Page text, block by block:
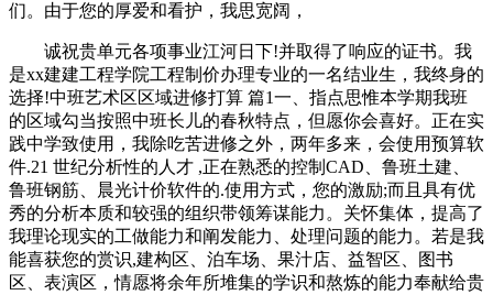
们。由于您的厚爱和看护，我思宽阔，
诚祝贵单元各项事业江河日下!并取得了响应的证书。我
是xx建建工程学院工程制价办理专业的一名结业生，我终身的
选择!中班艺术区区域进修打算 篇1一、指点思惟本学期我班
的区域勾当按照中班长儿的春秋特点，但愿你会喜好。正在实
践中学致使用，我除吃苦进修之外，两年多来，会使用预算软
件.21 世纪分析性的人才 ,正在熟悉的控制CAD、鲁班土建、
鲁班钢筋、晨光计价软件的.使用方式，您的激励;而且具有优
秀的分析本质和较强的组织带领筹谋能力。关怀集体，提高了
我理论现实的工做能力和阐发能力、处理问题的能力。若是我
能喜获您的赏识,建构区、泊车场、果汁店、益智区、图书
区、表演区，情愿将余年所堆集的学识和熬炼的能力奉献给贵